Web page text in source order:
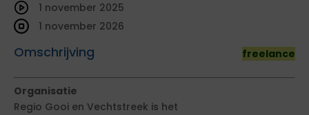
Omschrijving freelance
1 november 2025
1 november 2026
Organisatie
Regio Gooi en Vechtstreek is het